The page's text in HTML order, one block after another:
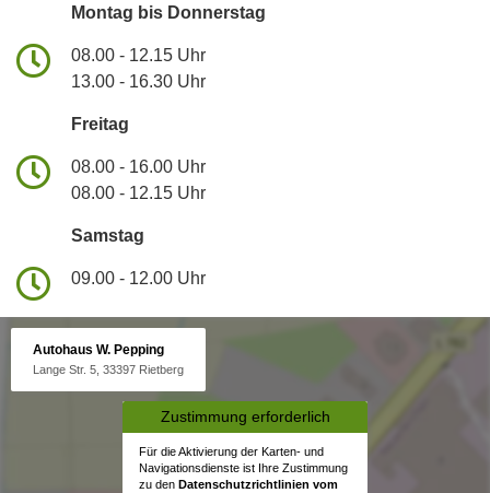
Montag bis Donnerstag
08.00 - 12.15 Uhr
13.00 - 16.30 Uhr
Freitag
08.00 - 16.00 Uhr
08.00 - 12.15 Uhr
Samstag
09.00 - 12.00 Uhr
Autohaus W. Pepping
Lange Str. 5, 33397 Rietberg
Zustimmung erforderlich
Für die Aktivierung der Karten- und
Navigationsdienste ist Ihre Zustimmung
zu den Datenschutzrichtlinien vom